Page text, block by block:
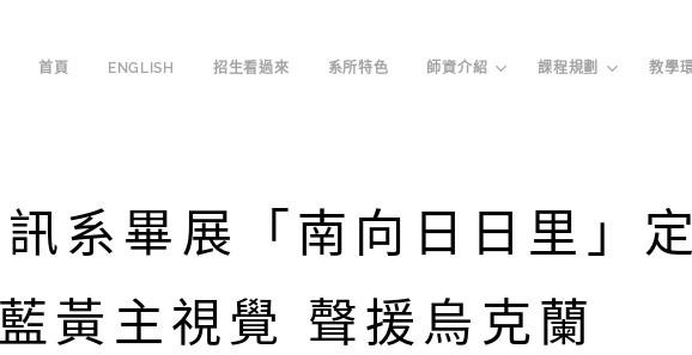
首頁 ENGLISH 招生看過來 系所特色 師資介紹 課程規劃 教學
系畢展「南向日日里」定
黃主視覺 聲援烏克蘭